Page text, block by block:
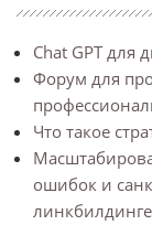
Chat GPT для
Форум для
Что такое
ошибок и
линкбилдинге